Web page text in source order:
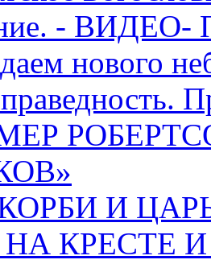
- ВИДЕО-
нового
И ЦАРЬ
КРЕСТЕ